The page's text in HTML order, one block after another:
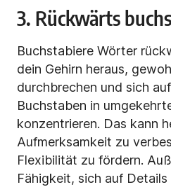
3. Rückwärts
Buchstabiere Wörter
dein Gehirn heraus,
durchbrechen und sich
Buchstaben in
konzentrieren. Das kann
Aufmerksamkeit zu
Flexibilität zu fördern.
Fähigkeit, sich auf